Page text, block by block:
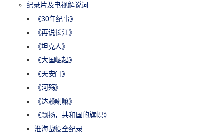
纪录片及电视解说词
《30年纪事》
《再说长江》
《坦克人》
《大国崛起》
《天安门》
《河殇》
《达赖喇嘛》
《飘扬，共和国的旗帜》
淮海战役全纪录